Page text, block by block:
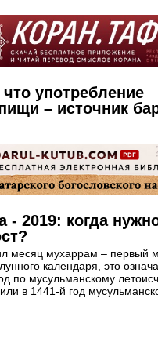
употребление
– источник
- 2019: когда
месяц мухаррам – первый
календаря, это
по мусульманскому
в 1441-й год